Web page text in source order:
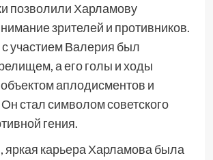
позволили Харламову
зрителей и противников.
участием Валерия был
а его голы и ходы
аплодисментов и
стал символом советского
гения.
яркая карьера Харламова была